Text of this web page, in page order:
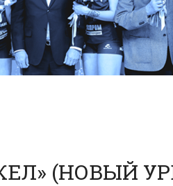
(НОВЫЙ